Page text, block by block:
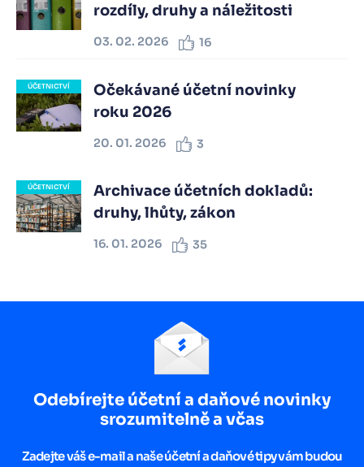
rozdíly, druhy a náležitosti
03. 02. 2026 16
ÚČETNICTVÍ
Očekávané účetní novinky
roku 2026
20. 01. 2026 3
ÚČETNICTVÍ
Archivace účetních dokladů:
druhy, lhůty, zákon
16. 01. 2026 35
Odebírejte účetní a daňové novinky
srozumitelně a včas
Zadejte váš e-mail a naše účetní a daňové tipy vám budou